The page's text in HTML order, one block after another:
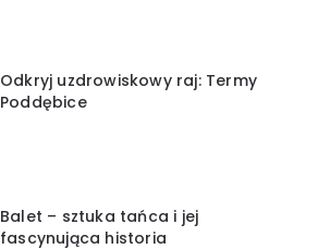
Odkryj uzdrowiskowy raj: Termy
Poddębice
Balet – sztuka tańca i jej
fascynująca historia